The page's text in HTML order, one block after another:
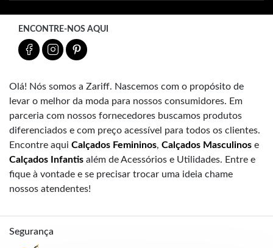
ENCONTRE-NOS AQUI
Olá! Nós somos a Zariff. Nascemos com o propósito de
levar o melhor da moda para nossos consumidores. Em
parceria com nossos fornecedores buscamos produtos
diferenciados e com preço acessível para todos os clientes.
Encontre aqui Calçados Femininos, Calçados Masculinos e
Calçados Infantis além de Acessórios e Utilidades. Entre e
fique à vontade e se precisar trocar uma ideia chame
nossos atendentes!
Segurança